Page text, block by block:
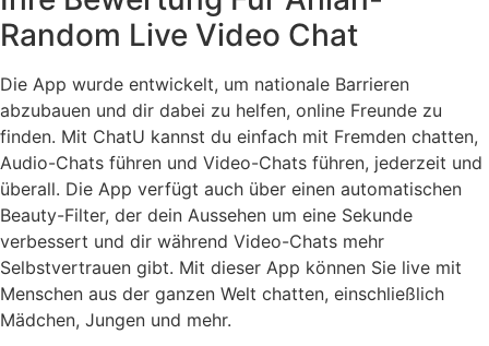
Random Live Video Chat
Die App wurde entwickelt, um nationale Barrieren
abzubauen und dir dabei zu helfen, online Freunde zu
finden. Mit ChatU kannst du einfach mit Fremden chatten,
Audio-Chats führen und Video-Chats führen, jederzeit und
überall. Die App verfügt auch über einen automatischen
Beauty-Filter, der dein Aussehen um eine Sekunde
verbessert und dir während Video-Chats mehr
Selbstvertrauen gibt. Mit dieser App können Sie live mit
Menschen aus der ganzen Welt chatten, einschließlich
Mädchen, Jungen und mehr.